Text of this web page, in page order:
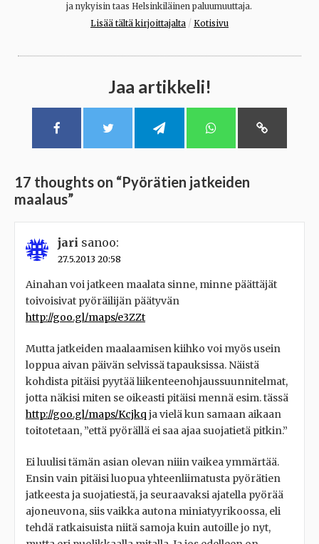
ja nykyisin taas Helsinkiläinen paluumuuttaja.
Lisää tältä kirjoittajalta / Kotisivu
Jaa artikkeli!
17 thoughts on “Pyörätien jatkeiden
maalaus”
jari sanoo:
27.5.2013 20:58
Ainahan voi jatkeen maalata sinne, minne päättäjät
toivoisivat pyöräilijän päätyvän
http://goo.gl/maps/e3ZZt
Mutta jatkeiden maalaamisen kiihko voi myös usein
loppua aivan päivän selvissä tapauksissa. Näistä
kohdista pitäisi pyytää liikenteenohjaussuunnitelmat,
jotta näkisi miten se oikeasti pitäisi mennä esim. tässä
http://goo.gl/maps/Kcjkq ja vielä kun samaan aikaan
toitotetaan, ”että pyörällä ei saa ajaa suojatietä pitkin.”
Ei luulisi tämän asian olevan niiin vaikea ymmärtää.
Ensin vain pitäisi luopua yhteenliimatusta pyörätien
jatkeesta ja suojatiestä, ja seuraavaksi ajatella pyörää
ajoneuvona, siis vaikka autona miniatyyrikoossa, eli
tehdä ratkaisuista niitä samoja kuin autoille jo nyt,